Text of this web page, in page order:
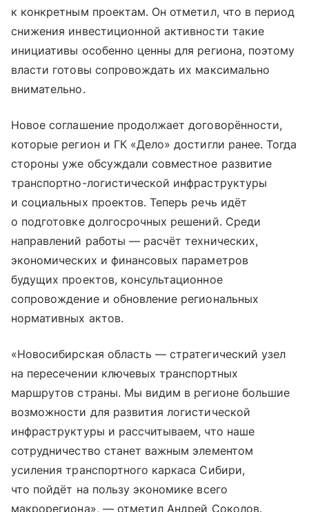
к конкретным проектам. Он отметил, что в период
снижения инвестиционной активности такие
инициативы особенно ценны для региона, поэтому
власти готовы сопровождать их максимально
внимательно.
Новое соглашение продолжает договорённости,
которые регион и ГК «Дело» достигли ранее. Тогда
стороны уже обсуждали совместное развитие
транспортно-логистической инфраструктуры
и социальных проектов. Теперь речь идёт
о подготовке долгосрочных решений. Среди
направлений работы — расчёт технических,
экономических и финансовых параметров
будущих проектов, консультационное
сопровождение и обновление региональных
нормативных актов.
«Новосибирская область — стратегический узел
на пересечении ключевых транспортных
маршрутов страны. Мы видим в регионе большие
возможности для развития логистической
инфраструктуры и рассчитываем, что наше
сотрудничество станет важным элементом
усиления транспортного каркаса Сибири,
что пойдёт на пользу экономике всего
макрорегиона», — отметил Андрей Соколов.